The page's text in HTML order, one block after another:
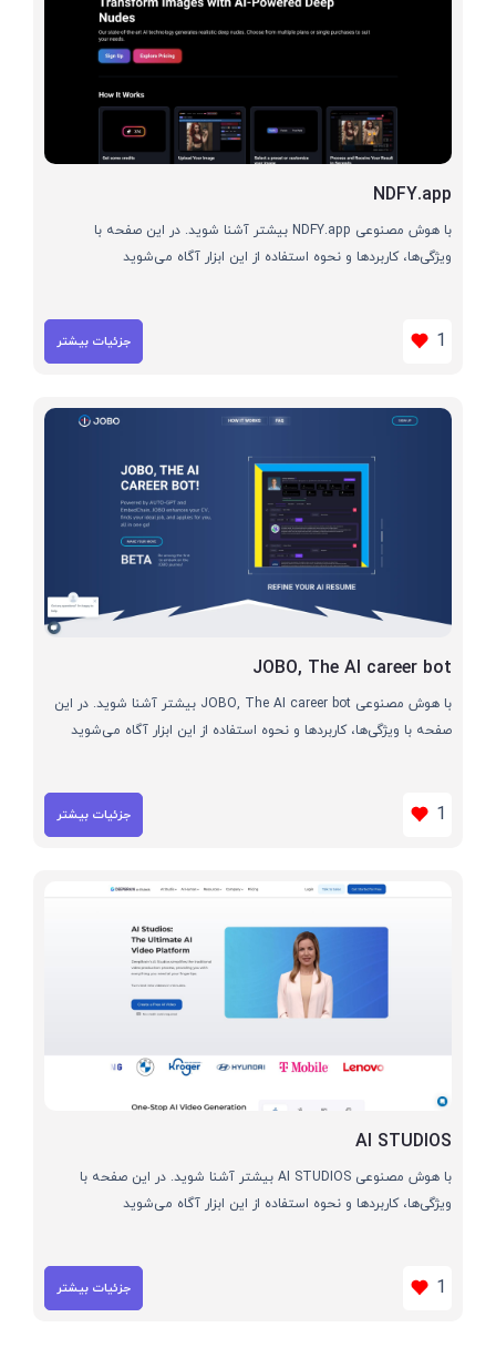
NDFY.app
با هوش مصنوعی NDFY.app بیشتر آشنا شوید. در این صفحه با
ویژگی‌ها، کاربردها و نحوه استفاده از این ابزار آگاه می‌شوید
1 جزئیات بیشتر
JOBO, The AI career bot
با هوش مصنوعی JOBO, The AI career bot بیشتر آشنا شوید. در این
صفحه با ویژگی‌ها، کاربردها و نحوه استفاده از این ابزار آگاه می‌شوید
1 جزئیات بیشتر
AI STUDIOS
با هوش مصنوعی AI STUDIOS بیشتر آشنا شوید. در این صفحه با
ویژگی‌ها، کاربردها و نحوه استفاده از این ابزار آگاه می‌شوید
1 جزئیات بیشتر